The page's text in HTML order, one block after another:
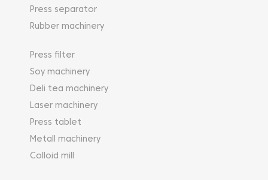
Press separator
Rubber machinery
Press filter
Soy machinery
Deli tea machinery
Laser machinery
Press tablet
Metall machinery
Colloid mill